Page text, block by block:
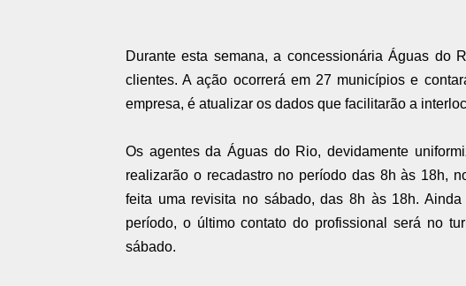
Durante esta semana, a concessionária Águas do
clientes. A ação ocorrerá em 27 municípios e
empresa, é atualizar os dados que facilitarão a
Os agentes da Águas do Rio, devidamente
realizarão o recadastro no período das 8h às 18h,
feita uma revisita no sábado, das 8h às 18h.
período, o último contato do profissional será no
sábado.